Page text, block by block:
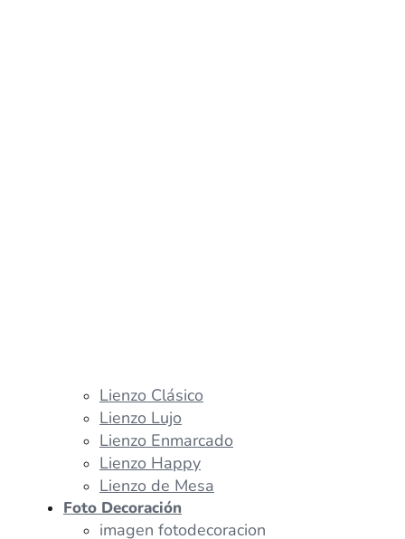
Lienzo Clásico
Lienzo Lujo
Lienzo Enmarcado
Lienzo Happy
Lienzo de Mesa
Foto Decoración
imagen fotodecoracion